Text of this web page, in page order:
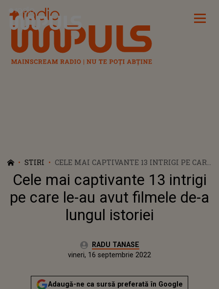
Radio Impuls
STIRI
CELE MAI CAPTIVANTE 13 INTRIGI PE CARE
LE-AU AVUT FILMELE DE-A LUNGUL
ISTORIEI
Cele mai captivante 13 intrigi
pe care le-au avut filmele de-a
lungul istoriei
Autor:RADU TANASE
joi, 16 septembrie 2021Actualizat:
vineri, 16 septembrie 2022
Adaugă-ne ca sursă preferată în Google